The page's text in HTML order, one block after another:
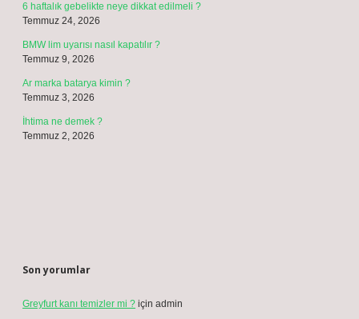
6 haftalık gebelikte neye dikkat edilmeli ?
Temmuz 24, 2026
BMW lim uyarısı nasıl kapatılır ?
Temmuz 9, 2026
Ar marka batarya kimin ?
Temmuz 3, 2026
İhtima ne demek ?
Temmuz 2, 2026
Son yorumlar
Greyfurt kanı temizler mi ? için admin